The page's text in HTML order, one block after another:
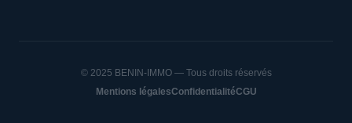
© 2025 BENIN-IMMO — Tous droits réservés
Mentions légalesConfidentialitéCGU